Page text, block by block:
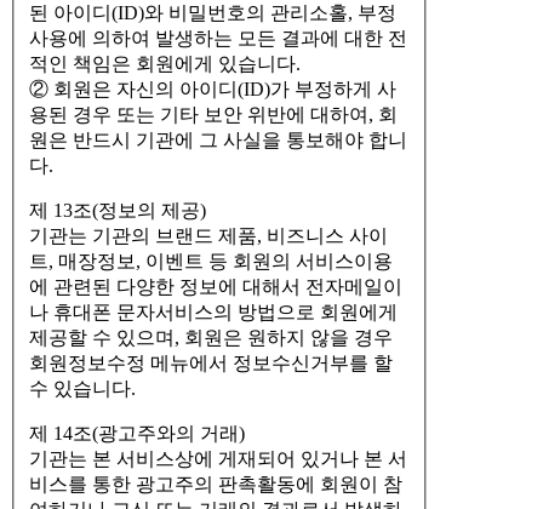
된 아이디(ID)와 비밀번호의 관리소홀, 부정
사용에 의하여 발생하는 모든 결과에 대한 전
적인 책임은 회원에게 있습니다.
② 회원은 자신의 아이디(ID)가 부정하게 사
용된 경우 또는 기타 보안 위반에 대하여, 회
원은 반드시 기관에 그 사실을 통보해야 합니
다.
제 13조(정보의 제공)
기관는 기관의 브랜드 제품, 비즈니스 사이
트, 매장정보, 이벤트 등 회원의 서비스이용
에 관련된 다양한 정보에 대해서 전자메일이
나 휴대폰 문자서비스의 방법으로 회원에게
제공할 수 있으며, 회원은 원하지 않을 경우
회원정보수정 메뉴에서 정보수신거부를 할
수 있습니다.
제 14조(광고주와의 거래)
기관는 본 서비스상에 게재되어 있거나 본 서
비스를 통한 광고주의 판촉활동에 회원이 참